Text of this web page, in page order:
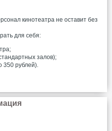
кинотеатра не оставит без
для себя:
залов);
350 рублей).